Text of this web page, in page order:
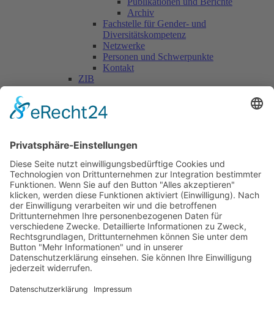
Archiv
Fachstelle für Gender- und
Diversitätskompetenz
Netzwerke
Personen und Schwerpunkte
Kontakt
ZIB
Päd. Praktische Studien
Personen
Nationale Kooperationen
L.E.V.
Nachlese
Soziales Engagement
Materialien und Links
Personen
Kontakt
ÖKOLOG/PILGRIM
Aktuelles
Materialien & Links
Landes-ARGE-Lehrer:innengesundheit